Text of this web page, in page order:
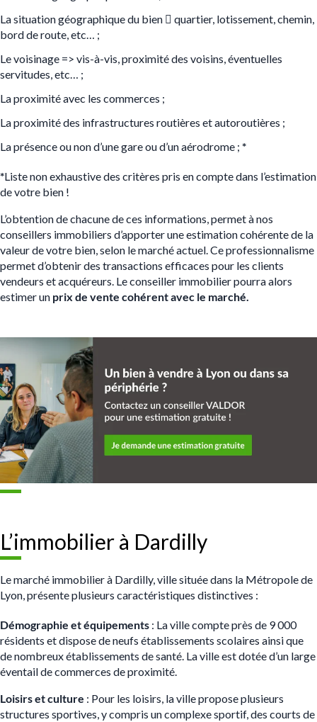
La situation géographique du bien  quartier, lotissement, chemin,
bord de route, etc… ;
Le voisinage => vis-à-vis, proximité des voisins, éventuelles
servitudes, etc… ;
La proximité avec les commerces ;
La proximité des infrastructures routières et autoroutières ;
La présence ou non d’une gare ou d’un aérodrome ; *
*Liste non exhaustive des critères pris en compte dans l’estimation
de votre bien !
L’obtention de chacune de ces informations, permet à nos
conseillers immobiliers d’apporter une estimation cohérente de la
valeur de votre bien, selon le marché actuel. Ce professionnalisme
permet d’obtenir des transactions efficaces pour les clients
vendeurs et acquéreurs. Le conseiller immobilier pourra alors
estimer un prix de vente cohérent avec le marché.
L’immobilier à Dardilly
Le marché immobilier à Dardilly, ville située dans la Métropole de
Lyon, présente plusieurs caractéristiques distinctives :
Démographie et équipements : La ville compte près de 9 000
résidents et dispose de neufs établissements scolaires ainsi que
de nombreux établissements de santé. La ville est dotée d’un large
éventail de commerces de proximité.
Loisirs et culture : Pour les loisirs, la ville propose plusieurs
structures sportives, y compris un complexe sportif, des courts de